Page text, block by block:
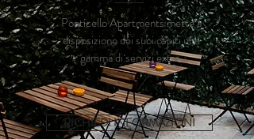
Ponticello Apartments mette a
disposizione dei suoi ospiti una
gamma di servizi extra.
RICHIEDI INFORMAZIONI